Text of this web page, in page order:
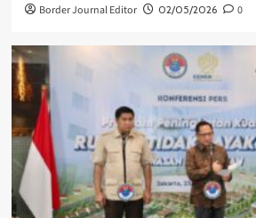
Border Journal Editor 02/05/2026 0